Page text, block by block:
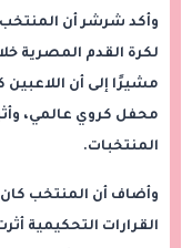
وأكد شرشر أن
لكرة القدم المصرية
مشيرًا إلى أن
محفل كروي عالمي،
المنتخبات.
وأضاف أن المنتخب
القرارات التحكيمية